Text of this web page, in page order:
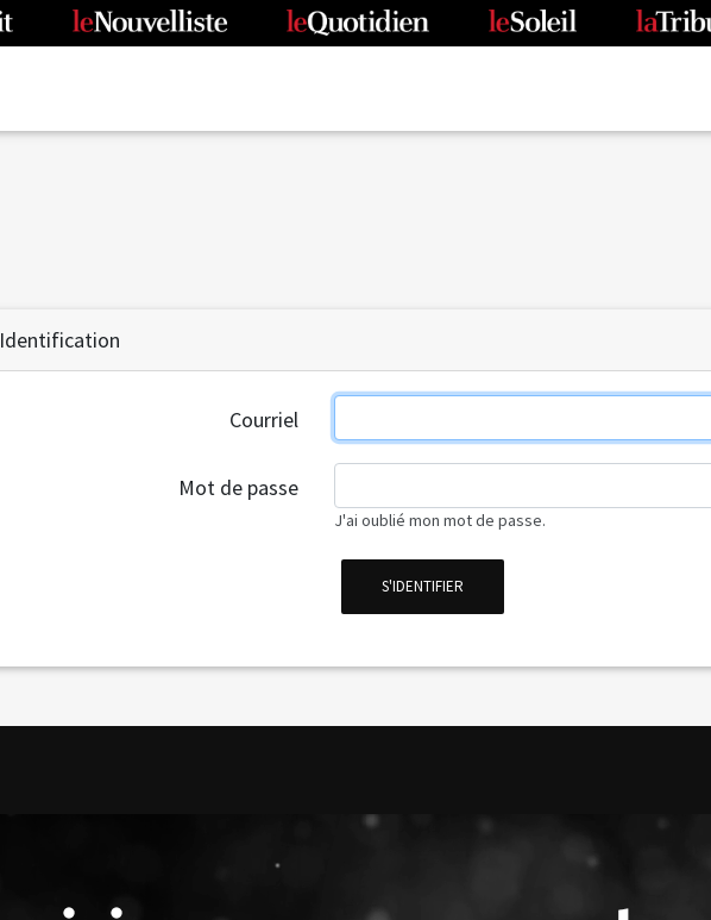
Identification
Courriel
Mot de passe
J'ai oublié mon mot de passe.
S'IDENTIFIER